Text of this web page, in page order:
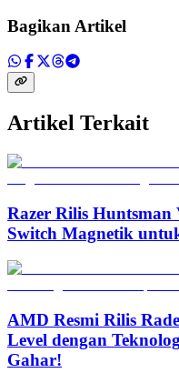
Bagikan Artikel
Artikel Terkait
Razer Rilis
Switch Magnetik
AMD Resmi Rilis
Level dengan
Gahar!